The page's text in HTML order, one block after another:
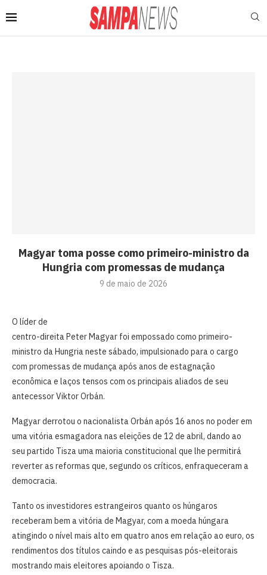
Magyar toma posse como primeiro-ministro da
Hungria com promessas de mudança
9 de maio de 2026
O ⁠líder de
centro-direita Peter Magyar foi empossado como ⁠primeiro-
ministro da Hungria neste sábado, impulsionado para o cargo
com ‌promessas de mudança após anos de estagnação
econômica e laços tensos com os principais aliados de seu
antecessor Viktor Orbán.
Magyar derrotou o nacionalista ‌Orbán após 16 anos no poder em
uma vitória esmagadora nas eleições de 12 de abril, dando ao
seu partido Tisza uma maioria constitucional que lhe permitirá
reverter as reformas que, segundo os críticos, enfraqueceram a
democracia.
Tanto os investidores estrangeiros quanto os húngaros
receberam bem a vitória ⁠de ‌Magyar, com a moeda húngara
atingindo o nível mais alto em quatro ⁠anos em relação ao euro, os
rendimentos dos títulos caindo e as pesquisas pós-eleitorais
mostrando mais eleitores apoiando o Tisza.